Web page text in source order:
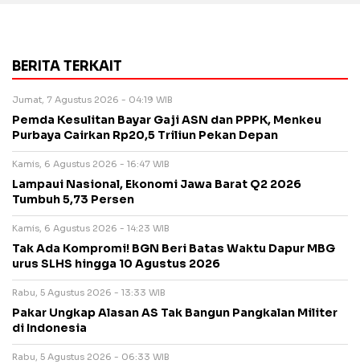
BERITA TERKAIT
Jumat, 7 Agustus 2026 - 04:19 WIB
Pemda Kesulitan Bayar Gaji ASN dan PPPK, Menkeu
Purbaya Cairkan Rp20,5 Triliun Pekan Depan
Kamis, 6 Agustus 2026 - 16:47 WIB
Lampaui Nasional, Ekonomi Jawa Barat Q2 2026
Tumbuh 5,73 Persen
Kamis, 6 Agustus 2026 - 14:23 WIB
Tak Ada Kompromi! BGN Beri Batas Waktu Dapur MBG
urus SLHS hingga 10 Agustus 2026
Rabu, 5 Agustus 2026 - 13:33 WIB
Pakar Ungkap Alasan AS Tak Bangun Pangkalan Militer
di Indonesia
Rabu, 5 Agustus 2026 - 06:33 WIB